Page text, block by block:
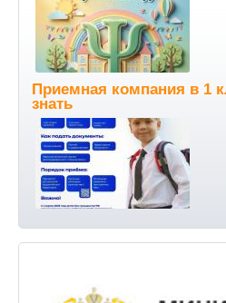
Приемная компания в 1
знать